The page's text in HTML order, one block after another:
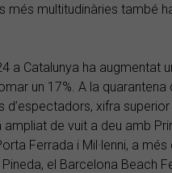
més multitudinàries també
a Catalunya ha augmentat
un 17%. A la quarantena
xifra superior
de vuit a deu amb
Ferrada i Mil·lenni, a més
el Barcelona Beach